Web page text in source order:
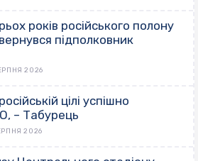
років російського полону
підполковник
2026
цілі успішно
– Табурець
2026